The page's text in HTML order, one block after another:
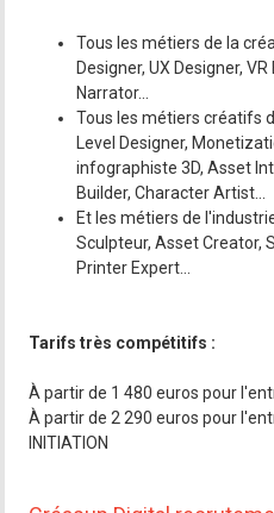
Tous les métiers de la
Designer, UX Designer,
Narrator...
Tous les métiers créatifs
Level Designer,
infographiste 3D, Asset
Builder, Character Artist...
Et les métiers de
Sculpteur, Asset Creator,
Printer Expert...
Tarifs très compétitifs :
À partir de 1 480 euros pour
À partir de 2 290 euros pour
INITIATION